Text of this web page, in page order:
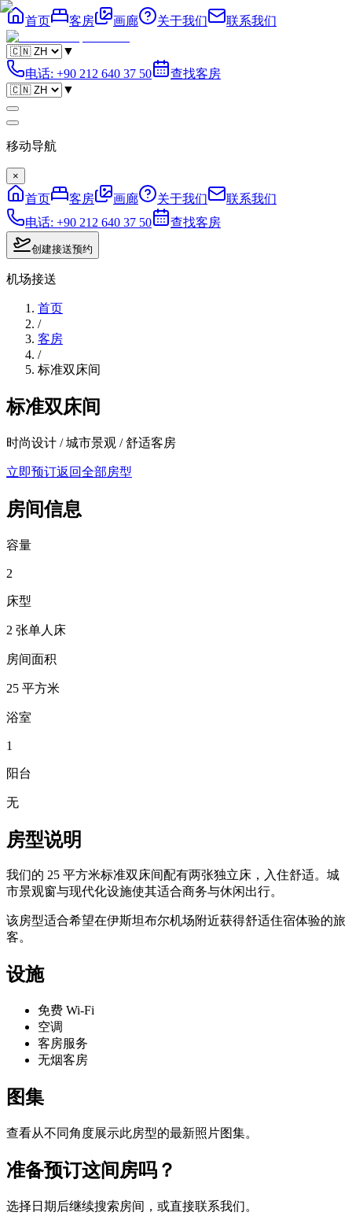
首页 客房 画廊 关于我们 联系我们
▼
电话: +90 212 640 37 50
查找客房
▼
移动导航
×
首页 客房 画廊 关于我们
联系我们
电话: +90 212 640 37 50 查找客房
创建接送预约
机场接送
首页
/
客房
/
标准双床间
标准双床间
时尚设计 / 城市景观 / 舒适客房
立即预订返回全部房型
房间信息
容量
2
床型
2 张单人床
房间面积
25 平方米
浴室
1
阳台
无
房型说明
我们的 25 平方米标准双床间配有两张独立床，入住舒适。城
市景观窗与现代化设施使其适合商务与休闲出行。
该房型适合希望在伊斯坦布尔机场附近获得舒适住宿体验的旅
客。
设施
免费 Wi-Fi
空调
客房服务
无烟客房
图集
查看从不同角度展示此房型的最新照片图集。
准备预订这间房吗？
选择日期后继续搜索房间，或直接联系我们。